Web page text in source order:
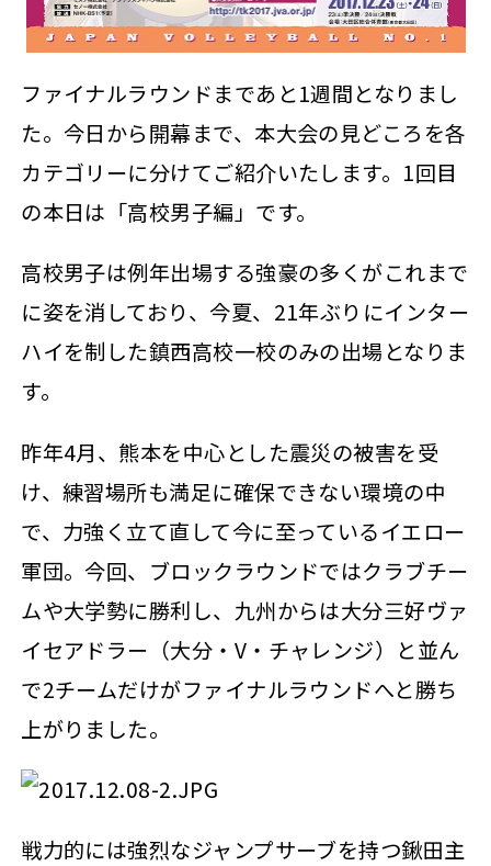
ファイナルラウンドまであと1週間となりまし
た。今日から開幕まで、本大会の見どころを各
カテゴリーに分けてご紹介いたします。1回目
の本日は「高校男子編」です。
高校男子は例年出場する強豪の多くがこれまで
に姿を消しており、今夏、21年ぶりにインター
ハイを制した鎮西高校一校のみの出場となりま
す。
昨年4月、熊本を中心とした震災の被害を受
け、練習場所も満足に確保できない環境の中
で、力強く立て直して今に至っているイエロー
軍団。今回、ブロックラウンドではクラブチー
ムや大学勢に勝利し、九州からは大分三好ヴァ
イセアドラー（大分・V・チャレンジ）と並ん
で2チームだけがファイナルラウンドへと勝ち
上がりました。
戦力的には強烈なジャンプサーブを持つ鍬田主